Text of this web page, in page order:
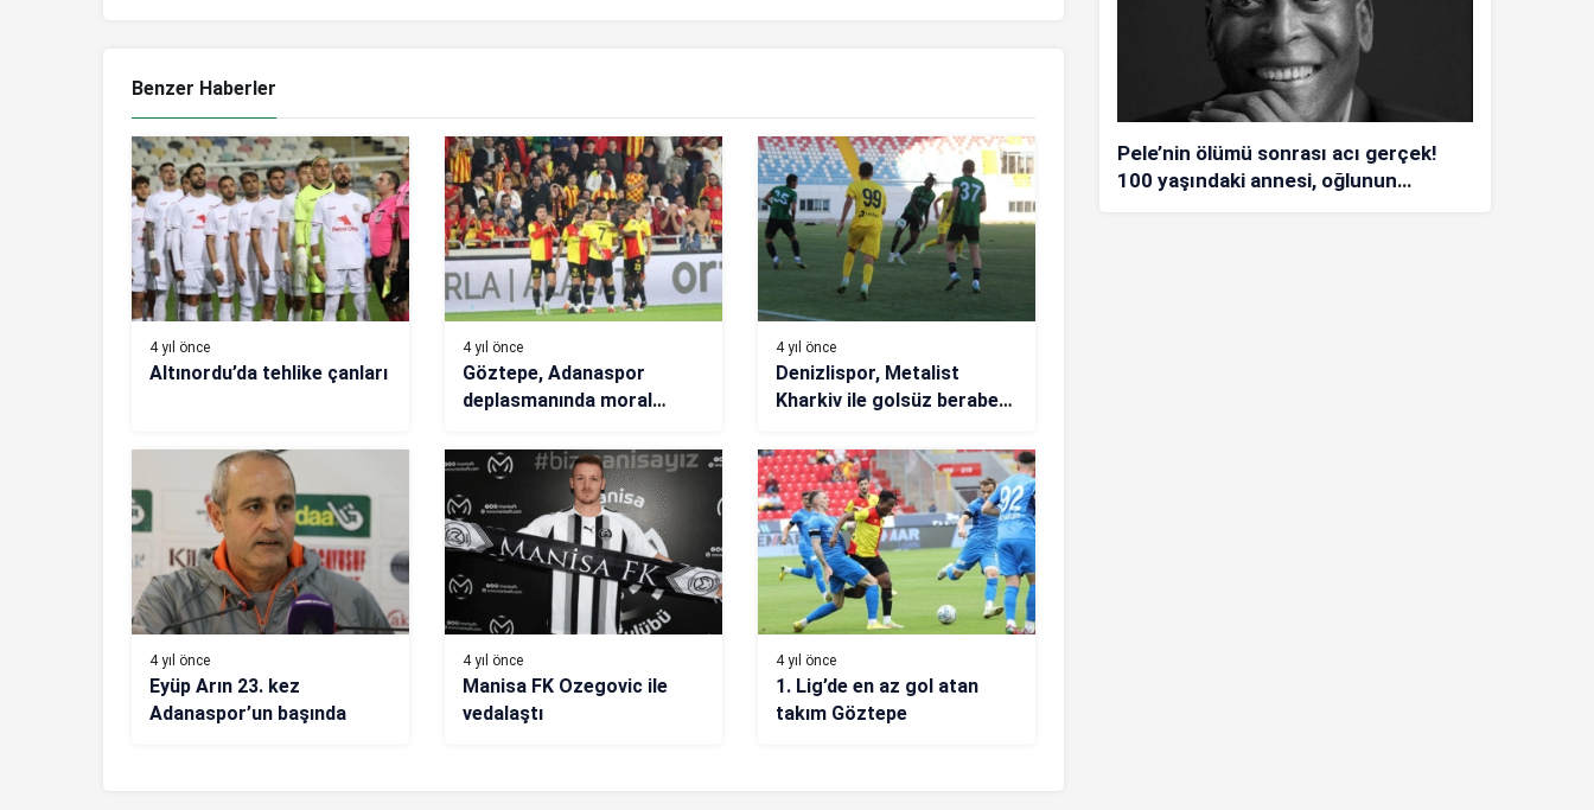
Benzer Haberler
4 yıl önce
Altınordu’da tehlike çanları
4 yıl önce
Göztepe, Adanaspor
deplasmanında moral
4 yıl önce
Denizlispor, Metalist
Kharkiv ile golsüz berabere
4 yıl önce
Eyüp Arın 23. kez
Adanaspor’un başında
4 yıl önce
Manisa FK Ozegovic ile
vedalaştı
4 yıl önce
1. Lig’de en az gol atan
takım Göztepe
Pele’nin ölümü sonrası acı gerçek!
100 yaşındaki annesi, oğlunun